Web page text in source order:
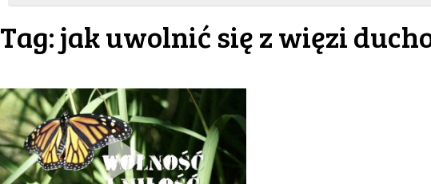
Tag: jak uwolnić się z więzi